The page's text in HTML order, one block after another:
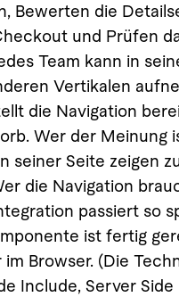
Bewerten die
und Prüfen
Team kann in
Vertikalen
die Navigation
Wer der Meinung
seiner Seite zeigen
die Navigation
passiert so
ist fertig
Browser. (Die
Include, Server